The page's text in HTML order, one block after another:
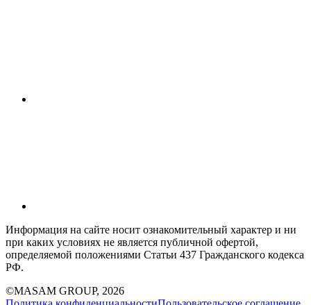
Информация на сайте носит ознакомительный характер и ни
при каких условиях не является публичной офертой,
определяемой положениями Статьи 437 Гражданского кодекса
РФ.
©MASAM GROUP, 2026